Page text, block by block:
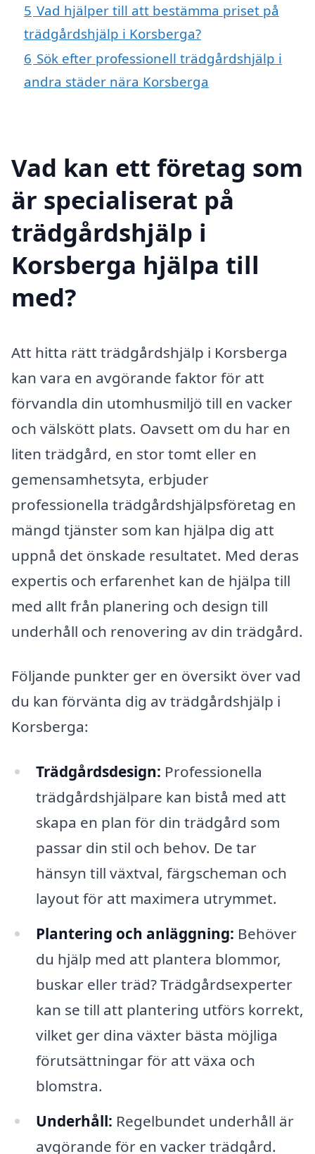
5 Vad hjälper till att bestämma priset på
trädgårdshjälp i Korsberga?
6 Sök efter professionell trädgårdshjälp i
andra städer nära Korsberga
Vad kan ett företag som
är specialiserat på
trädgårdshjälp i
Korsberga hjälpa till
med?
Att hitta rätt trädgårdshjälp i Korsberga
kan vara en avgörande faktor för att
förvandla din utomhusmiljö till en vacker
och välskött plats. Oavsett om du har en
liten trädgård, en stor tomt eller en
gemensamhetsyta, erbjuder
professionella trädgårdshjälpsföretag en
mängd tjänster som kan hjälpa dig att
uppnå det önskade resultatet. Med deras
expertis och erfarenhet kan de hjälpa till
med allt från planering och design till
underhåll och renovering av din trädgård.
Följande punkter ger en översikt över vad
du kan förvänta dig av trädgårdshjälp i
Korsberga:
Trädgårdsdesign: Professionella
trädgårdshjälpare kan bistå med att
skapa en plan för din trädgård som
passar din stil och behov. De tar
hänsyn till växtval, färgscheman och
layout för att maximera utrymmet.
Plantering och anläggning: Behöver
du hjälp med att plantera blommor,
buskar eller träd? Trädgårdsexperter
kan se till att plantering utförs korrekt,
vilket ger dina växter bästa möjliga
förutsättningar för att växa och
blomstra.
Underhåll: Regelbundet underhåll är
avgörande för en vacker trädgård.